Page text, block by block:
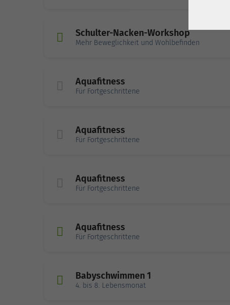
Schulter-Nacken-Workshop
Mehr Beweglichkeit und Wohlbefinden
Aquafitness
Für Fortgeschrittene
Aquafitness
Für Fortgeschrittene
Aquafitness
Für Fortgeschrittene
Aquafitness
Für Fortgeschrittene
Babyschwimmen 1
4. bis 8. Lebensmonat